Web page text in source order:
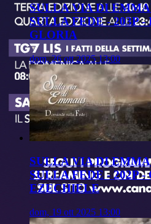
SULLA VIA DI
SULLA FEDE - 203P
GLORIA
dom, 26 ott 2025 13:00
SULLA VIA DI
SULLA FEDE - 202P
EZECHIELE
dom, 19 ott 2025 13:00